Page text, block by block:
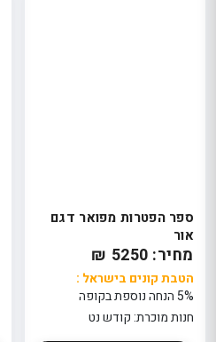
ספר הפטרות מפואר דגם
אור
מחיר: 5250 ₪
הטבת קונים בישראל :
5% הנחה נוספת בקופה
חנות מוכרת: קודש נט